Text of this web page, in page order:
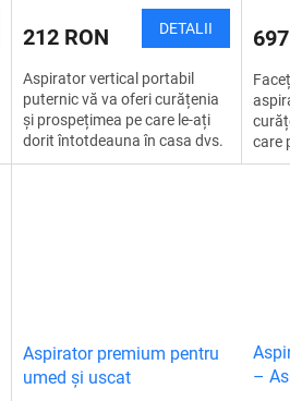
212 RON DETALII
Aspirator vertical portabil
puternic vă va oferi curățenia
și prospețimea pe care le-ați
dorit întotdeauna în casa dvs.
Nu vă mai limitați din cauza
care
Aspirator premium pentru
umed și uscat
–